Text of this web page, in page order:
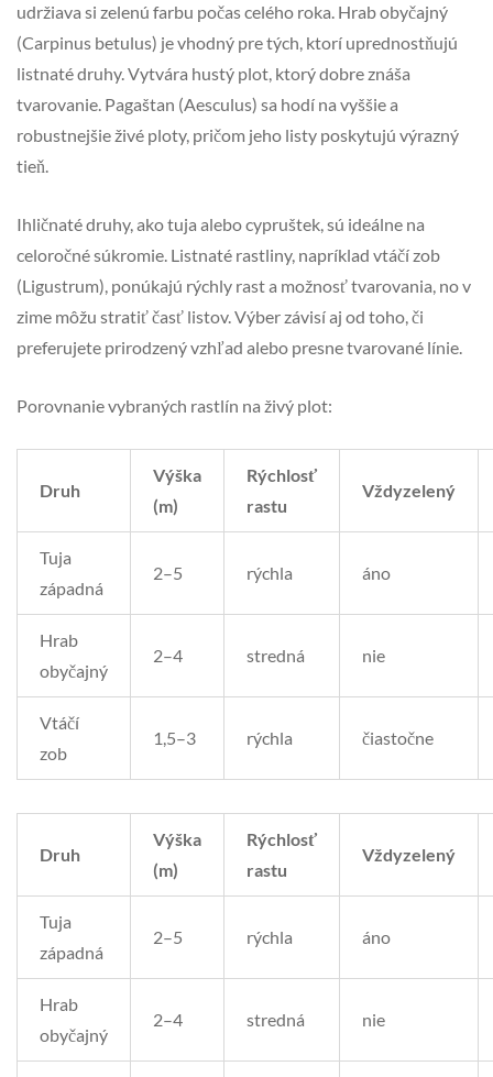
udržiava si zelenú farbu počas celého roka. Hrab obyčajný
(Carpinus betulus) je vhodný pre tých, ktorí uprednostňujú
listnaté druhy. Vytvára hustý plot, ktorý dobre znáša
tvarovanie. Pagaštan (Aesculus) sa hodí na vyššie a
robustnejšie živé ploty, pričom jeho listy poskytujú výrazný
tieň.
Ihličnaté druhy, ako tuja alebo cypruštek, sú ideálne na
celoročné súkromie. Listnaté rastliny, napríklad vtáčí zob
(Ligustrum), ponúkajú rýchly rast a možnosť tvarovania, no v
zime môžu stratiť časť listov. Výber závisí aj od toho, či
preferujete prirodzený vzhľad alebo presne tvarované línie.
Porovnanie vybraných rastlín na živý plot:
Druh
Výška
(m)
Rýchlosť
rastu
Vždyzelený
Tuja
západná
2–5 rýchla áno
Hrab
obyčajný
2–4 stredná nie
Vtáčí
zob
1,5–3 rýchla čiastočne
Druh
Výška
(m)
Rýchlosť
rastu
Vždyzelený
Tuja
západná
2–5 rýchla áno
Hrab
obyčajný
2–4 stredná nie